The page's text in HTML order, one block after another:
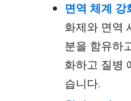
면역 체계 강
화제와 면역
분을 함유하
화하고 질병
습니다.